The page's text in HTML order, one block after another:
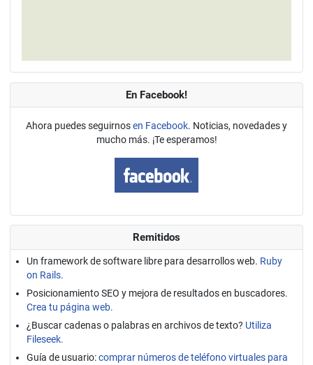
En Facebook!
Ahora puedes seguirnosen Facebook. Noticias, novedades y
mucho más. ¡Te esperamos!
Remitidos
Un framework de software libre para desarrollos web. Ruby
on Rails.
Posicionamiento SEO y mejora de resultados en buscadores.
Crea tu página web.
¿Buscar cadenas o palabras en archivos de texto? Utiliza
Fileseek.
Guía de usuario:comprar números de teléfono virtuales para